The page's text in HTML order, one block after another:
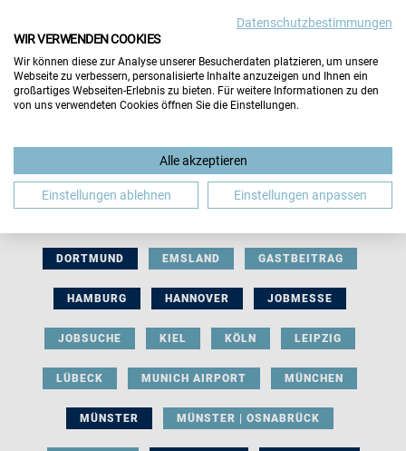
BERUFLICHE ORIENTIERUNG BEWERBUNG
DORTMUND EMSLAND GASTBEITRAG
HAMBURG HANNOVER JOBMESSE
JOBSUCHE KIEL KÖLN LEIPZIG
LÜBECK MUNICH AIRPORT MÜNCHEN
MÜNSTER MÜNSTER | OSNABRÜCK
Datenschutzbestimmungen
WIR VERWENDEN COOKIES
Wir können diese zur Analyse unserer Besucherdaten platzieren, um unsere
Webseite zu verbessern, personalisierte Inhalte anzuzeigen und Ihnen ein
großartiges Webseiten-Erlebnis zu bieten. Für weitere Informationen zu den
von uns verwendeten Cookies öffnen Sie die Einstellungen.
Alle akzeptieren
Einstellungen ablehnen Einstellungen anpassen